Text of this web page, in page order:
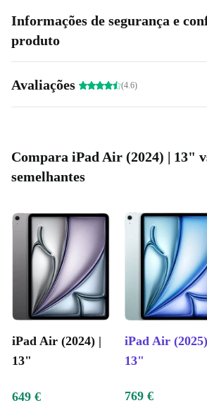
Informações de segurança e
produto
Avaliações (4.6)
Compara iPad Air (2024) | 13"
semelhantes
iPad Air (2024) |
13"
iPad Air
13"
649 € 769 €